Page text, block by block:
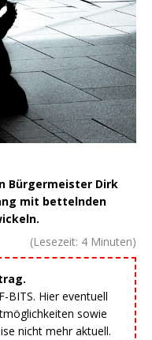
Bürgermeister Dirk
mit bettelnden
(Lesezeit: 4 Minuten)
BITS. Hier eventuell
sowie
nicht mehr aktuell.